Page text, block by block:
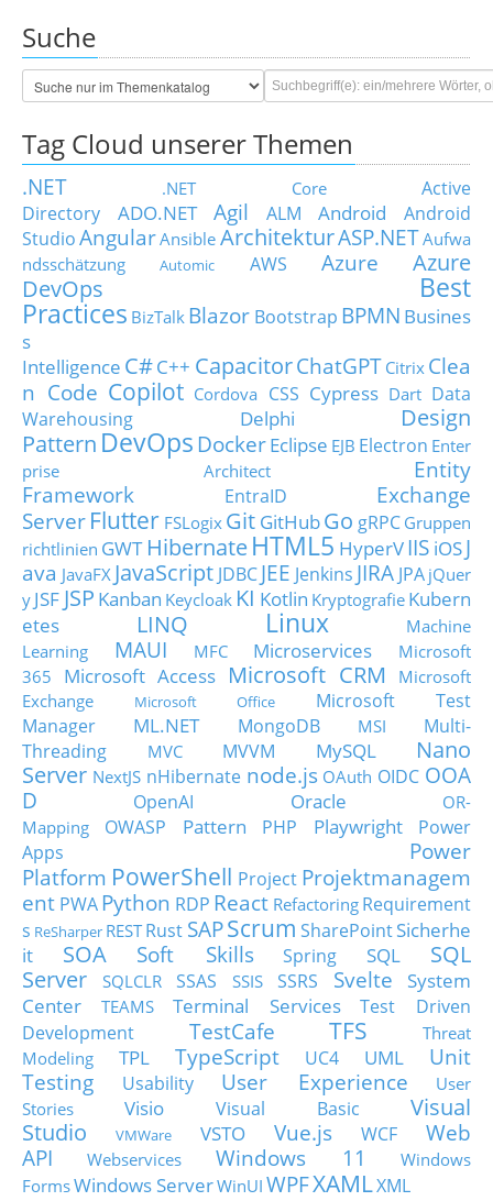
Suche
Tag Cloud unserer Themen
.NET .NET Core
Active
Directory
ADO.NET Agil ALM Android
Android
StudioAngularAnsible ArchitekturASP.NETAufwa
ndsschätzung
Automic AWS Azure
Azure
DevOps
Best
Practices BizTalk Blazor Bootstrap BPMN Busines
s
Intelligence C#C++ CapacitorChatGPT Citrix Clea
n Code Copilot Cordova CSS Cypress Dart Data
Warehousing
Delphi
Design
Pattern DevOps DockerEclipse EJB Electron Enter
prise Architect
Entity
Framework
EntraID
Exchange
Server Flutter FSLogix Git GitHubGo gRPC Gruppen
richtlinien GWT HibernateHTML5 HyperVIIS iOSJ
ava JavaFX JavaScript JDBC JEE Jenkins JIRA JPA jQuer
y JSF JSP Kanban Keycloak KI Kotlin Kryptografie Kubern
etes
LINQ Linux
Machine
Learning
MAUI MFC Microservices
Microsoft
365
Microsoft Access Microsoft CRM
Microsoft
Exchange
Microsoft Office
Microsoft Test
Manager
ML.NET MongoDB MSI
Multi-
Threading
MVC MVVM MySQL
Nano
Server NextJS nHibernate node.js OAuth OIDC OOA
D
OpenAI Oracle
OR-
Mapping
OWASP Pattern PHP Playwright
Power
Apps
Power
Platform PowerShell Project Projektmanagem
ent PWA Python RDP React Refactoring Requirement
s ReSharper RESTRust SAPScrum SharePointSicherhe
it
SOA Soft Skills Spring SQL
SQL
Server
SQLCLR SSAS SSIS SSRS Svelte
System
Center
TEAMS Terminal Services
Test Driven
Development
TestCafe TFS
Threat
Modeling
TPL TypeScript UC4 UML
Unit
Testing
Usability User Experience
User
Stories
Visio Visual Basic
Visual
Studio
VMWare VSTO Vue.js WCF
Web
API
Webservices Windows 11
Windows
FormsWindows ServerWinUI WPFXAMLXML